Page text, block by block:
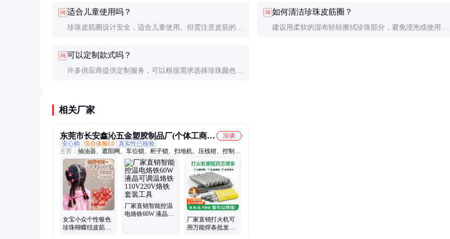
佳使用效果。
这些物质。
问 适合儿童使用吗？
珍珠皮筋圈设计安全，适合儿童使用。但需注意皮筋的弹
问 如何清洁珍珠皮筋圈？
建议用柔软的湿布轻轻擦拭珍珠部分，避免浸泡或使用化
问 可以定制款式吗？
许多供应商提供定制服务，可以根据需求选择珍珠颜色、
相关厂家
东莞市长安鑫沁五金塑胶制品厂(个体工商
户)
洽谈
安心购
综合体验L0 真实性已核验
主营： 抽油器、遮阳网、车位锁、柜子锁、扫地机、压线钳、控制
板、尖头铲、通风管、切削液、电控箱、风筝线、隔膜泵、防鸟袋、
开发板、激光笔、喷火枪、洒水壶、配电箱、手提秤、打钉枪、抓绳
器、剥线钳、电剪刀、动力刀
女宝小众个性银色
珍珠蝴蝶结皮筋发
厂家直销智能控温
电烙铁60W 液晶可
厂家直销打火机可
用万能焊条批发家